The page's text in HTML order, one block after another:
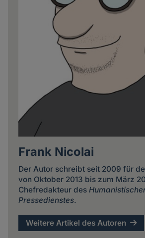
Frank Nicolai
Der Autor schreibt seit 2009 für
von Oktober 2013 bis zum März
Chefredakteur des
Pressedienstes.
Weitere Artikel des Autoren